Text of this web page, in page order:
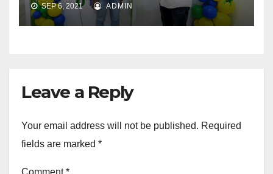
SEP 6, 2021 ADMIN
Leave a Reply
Your email address will not be published. Required
fields are marked *
Comment*